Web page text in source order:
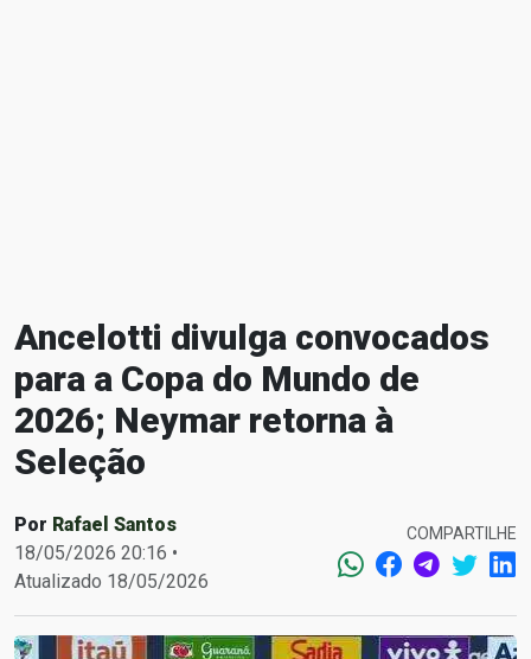
Ancelotti divulga convocados
para a Copa do Mundo de
2026; Neymar retorna à
Seleção
Por Rafael Santos
18/05/2026 20:16 •
Atualizado 18/05/2026
COMPARTILHE